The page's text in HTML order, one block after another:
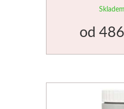
Skladem
od